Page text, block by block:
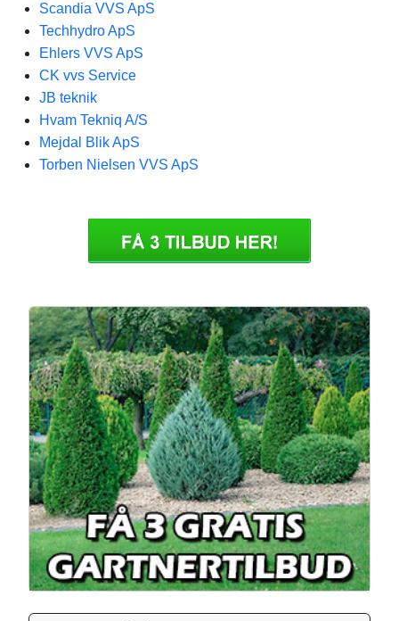
Scandia VVS ApS
Techhydro ApS
Ehlers VVS ApS
CK vvs Service
JB teknik
Hvam Tekniq A/S
Mejdal Blik ApS
Torben Nielsen VVS ApS